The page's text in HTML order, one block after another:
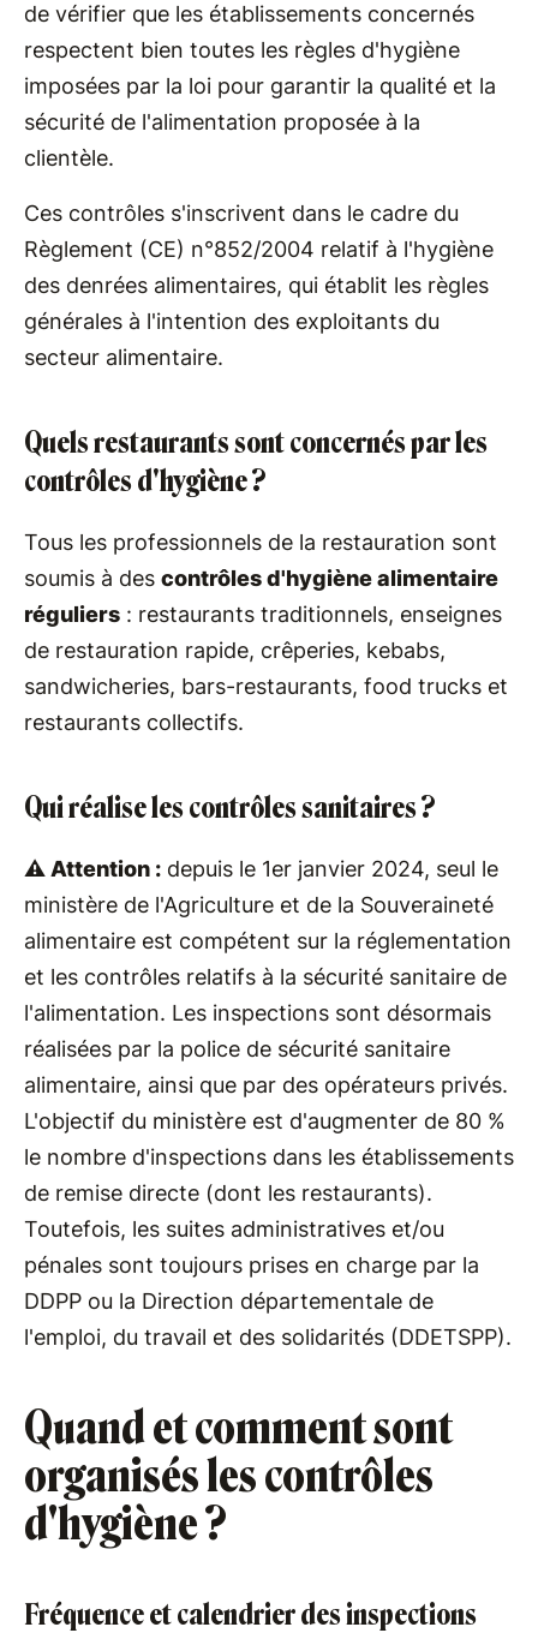
de vérifier que les établissements concernés
respectent bien toutes les règles d'hygiène
imposées par la loi pour garantir la qualité et la
sécurité de l'alimentation proposée à la
clientèle.
Ces contrôles s'inscrivent dans le cadre du
Règlement (CE) n°852/2004 relatif à l'hygiène
des denrées alimentaires, qui établit les règles
générales à l'intention des exploitants du
secteur alimentaire.
Quels restaurants sont concernés par les
contrôles d'hygiène ?
Tous les professionnels de la restauration sont
soumis à des contrôles d'hygiène alimentaire
réguliers : restaurants traditionnels, enseignes
de restauration rapide, crêperies, kebabs,
sandwicheries, bars-restaurants, food trucks et
restaurants collectifs.
Qui réalise les contrôles sanitaires ?
⚠️ Attention : depuis le 1er janvier 2024, seul le
ministère de l'Agriculture et de la Souveraineté
alimentaire est compétent sur la réglementation
et les contrôles relatifs à la sécurité sanitaire de
l'alimentation. Les inspections sont désormais
réalisées par la police de sécurité sanitaire
alimentaire, ainsi que par des opérateurs privés.
L'objectif du ministère est d'augmenter de 80 %
le nombre d'inspections dans les établissements
de remise directe (dont les restaurants).
Toutefois, les suites administratives et/ou
pénales sont toujours prises en charge par la
DDPP ou la Direction départementale de
l'emploi, du travail et des solidarités (DDETSPP).
Quand et comment sont
organisés les contrôles
d'hygiène ?
Fréquence et calendrier des inspections